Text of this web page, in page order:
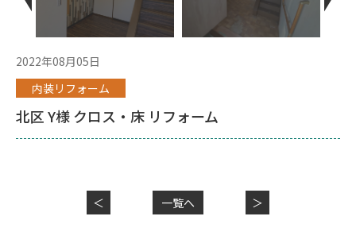
2022年08月05日
内装リフォーム
北区 Y様 クロス・床 リフォーム
＜ 一覧へ ＞